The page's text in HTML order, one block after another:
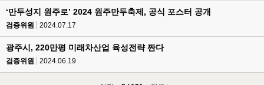
‘만두성지 원주로’ 2024 원주만두축제, 공식 포스터 공개
검증위원 2024.07.17
광주시, 220만평 미래차산업 육성전략 짠다
검증위원 2024.06.19